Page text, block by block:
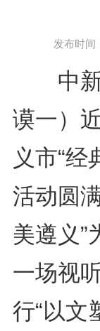
发布时间
中新
谟一）
义市“
活动圆
美遵义”
一场视
行“以文